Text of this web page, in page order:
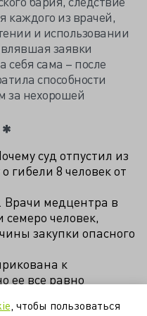
каждого из врачей,
и использовании
заявки
себя сама – после
способности
за нехорошей
суд отпустил из
гибели 8 человек от
медцентра в
семеро человек,
закупки опасного
к
ее все равно
, чтобы пользоваться